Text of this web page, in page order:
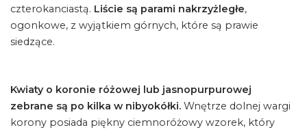
czterokanciastą. Liście są parami nakrzyżległe,
ogonkowe, z wyjątkiem górnych, które są prawie
siedzące.
Kwiaty o koronie różowej lub jasnopurpurowej
zebrane są po kilka w nibyokółki. Wnętrze dolnej wargi
korony posiada piękny ciemnoróżowy wzorek, który